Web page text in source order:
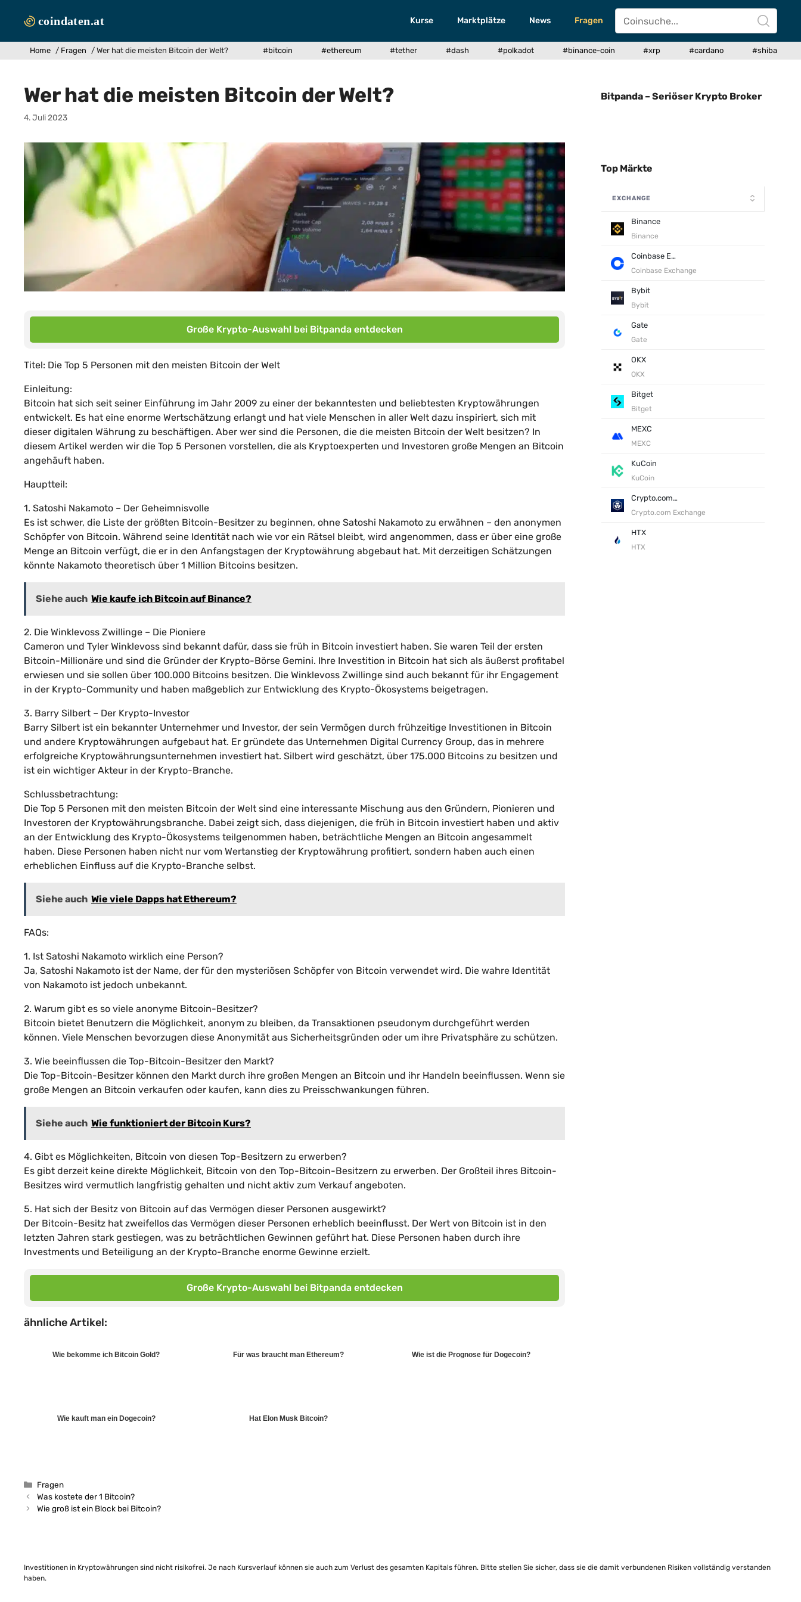
Inhalt
Kurse Marktplätze News Fragen
Home / Fragen / Wer hat die meisten Bitcoin der Welt? #bitcoin #ethereum #tether #dash #polkadot #binance-coin #xrp #cardano #shiba
Wer hat die meisten Bitcoin der Welt?
4. Juli 2023
Große Krypto-Auswahl bei Bitpanda entdecken
Titel: Die Top 5 Personen mit den meisten Bitcoin der Welt
Einleitung:
Bitcoin hat sich seit seiner Einführung im Jahr 2009 zu einer der bekanntesten und beliebtesten Kryptowährungen
entwickelt. Es hat eine enorme Wertschätzung erlangt und hat viele Menschen in aller Welt dazu inspiriert, sich mit
dieser digitalen Währung zu beschäftigen. Aber wer sind die Personen, die die meisten Bitcoin der Welt besitzen? In
diesem Artikel werden wir die Top 5 Personen vorstellen, die als Kryptoexperten und Investoren große Mengen an Bitcoin
angehäuft haben.
Hauptteil:
1. Satoshi Nakamoto – Der Geheimnisvolle
Es ist schwer, die Liste der größten Bitcoin-Besitzer zu beginnen, ohne Satoshi Nakamoto zu erwähnen – den anonymen
Schöpfer von Bitcoin. Während seine Identität nach wie vor ein Rätsel bleibt, wird angenommen, dass er über eine große
Menge an Bitcoin verfügt, die er in den Anfangstagen der Kryptowährung abgebaut hat. Mit derzeitigen Schätzungen
könnte Nakamoto theoretisch über 1 Million Bitcoins besitzen.
Siehe auch Wie kaufe ich Bitcoin auf Binance?
2. Die Winklevoss Zwillinge – Die Pioniere
Cameron und Tyler Winklevoss sind bekannt dafür, dass sie früh in Bitcoin investiert haben. Sie waren Teil der ersten
Bitcoin-Millionäre und sind die Gründer der Krypto-Börse Gemini. Ihre Investition in Bitcoin hat sich als äußerst profitabel
erwiesen und sie sollen über 100.000 Bitcoins besitzen. Die Winklevoss Zwillinge sind auch bekannt für ihr Engagement
in der Krypto-Community und haben maßgeblich zur Entwicklung des Krypto-Ökosystems beigetragen.
3. Barry Silbert – Der Krypto-Investor
Barry Silbert ist ein bekannter Unternehmer und Investor, der sein Vermögen durch frühzeitige Investitionen in Bitcoin
und andere Kryptowährungen aufgebaut hat. Er gründete das Unternehmen Digital Currency Group, das in mehrere
erfolgreiche Kryptowährungsunternehmen investiert hat. Silbert wird geschätzt, über 175.000 Bitcoins zu besitzen und
ist ein wichtiger Akteur in der Krypto-Branche.
Schlussbetrachtung:
Die Top 5 Personen mit den meisten Bitcoin der Welt sind eine interessante Mischung aus den Gründern, Pionieren und
Investoren der Kryptowährungsbranche. Dabei zeigt sich, dass diejenigen, die früh in Bitcoin investiert haben und aktiv
an der Entwicklung des Krypto-Ökosystems teilgenommen haben, beträchtliche Mengen an Bitcoin angesammelt
haben. Diese Personen haben nicht nur vom Wertanstieg der Kryptowährung profitiert, sondern haben auch einen
erheblichen Einfluss auf die Krypto-Branche selbst.
Siehe auch Wie viele Dapps hat Ethereum?
FAQs:
1. Ist Satoshi Nakamoto wirklich eine Person?
Ja, Satoshi Nakamoto ist der Name, der für den mysteriösen Schöpfer von Bitcoin verwendet wird. Die wahre Identität
von Nakamoto ist jedoch unbekannt.
2. Warum gibt es so viele anonyme Bitcoin-Besitzer?
Bitcoin bietet Benutzern die Möglichkeit, anonym zu bleiben, da Transaktionen pseudonym durchgeführt werden
können. Viele Menschen bevorzugen diese Anonymität aus Sicherheitsgründen oder um ihre Privatsphäre zu schützen.
3. Wie beeinflussen die Top-Bitcoin-Besitzer den Markt?
Die Top-Bitcoin-Besitzer können den Markt durch ihre großen Mengen an Bitcoin und ihr Handeln beeinflussen. Wenn sie
große Mengen an Bitcoin verkaufen oder kaufen, kann dies zu Preisschwankungen führen.
Siehe auch Wie funktioniert der Bitcoin Kurs?
4. Gibt es Möglichkeiten, Bitcoin von diesen Top-Besitzern zu erwerben?
Es gibt derzeit keine direkte Möglichkeit, Bitcoin von den Top-Bitcoin-Besitzern zu erwerben. Der Großteil ihres Bitcoin-
Besitzes wird vermutlich langfristig gehalten und nicht aktiv zum Verkauf angeboten.
5. Hat sich der Besitz von Bitcoin auf das Vermögen dieser Personen ausgewirkt?
Der Bitcoin-Besitz hat zweifellos das Vermögen dieser Personen erheblich beeinflusst. Der Wert von Bitcoin ist in den
letzten Jahren stark gestiegen, was zu beträchtlichen Gewinnen geführt hat. Diese Personen haben durch ihre
Investments und Beteiligung an der Krypto-Branche enorme Gewinne erzielt.
Große Krypto-Auswahl bei Bitpanda entdecken
ähnliche Artikel:
Wie bekomme ich Bitcoin Gold? Für was braucht man Ethereum? Wie ist die Prognose für Dogecoin?
Wie kauft man ein Dogecoin? Hat Elon Musk Bitcoin?
Kategorien
Fragen
Was kostete der 1 Bitcoin?
Wie groß ist ein Block bei Bitcoin?
Bitpanda – Seriöser Krypto Broker
Top Märkte
EXCHANGE
Binance
Binance
Coinbase Exchange
Coinbase Exchange
Bybit
Bybit
Gate
Gate
OKX
OKX
Bitget
Bitget
MEXC
MEXC
KuCoin
KuCoin
Crypto.com Exchange
Crypto.com Exchange
HTX
HTX
Investitionen in Kryptowährungen sind nicht risikofrei. Je nach Kursverlauf können sie auch zum Verlust des gesamten Kapitals führen. Bitte stellen Sie sicher, dass sie die damit verbundenen Risiken vollständig verstanden
haben.